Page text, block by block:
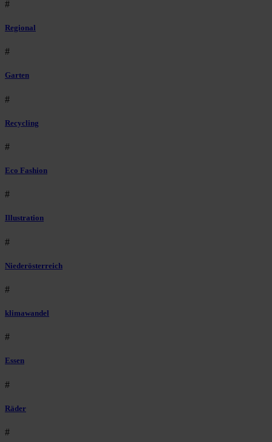
#
Regional
#
Garten
#
Recycling
#
Eco Fashion
#
Illustration
#
Niederösterreich
#
klimawandel
#
Essen
#
Räder
#